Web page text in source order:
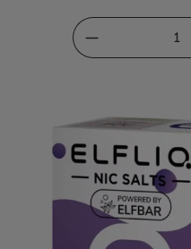
der für ein intensives und
süßen und saftigen
Geschmacksknospen
ist mit einer
Sicherheit zu
die auf der Suche nach
ohne dabei auf den
ELFLIQ - Nikotinsalz
genießen Sie ein intensives